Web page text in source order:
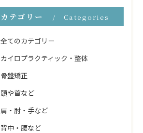
カテゴリー Categories
全てのカテゴリー
カイロプラクティック・整体
骨盤矯正
頭や首など
肩・肘・手など
背中・腰など